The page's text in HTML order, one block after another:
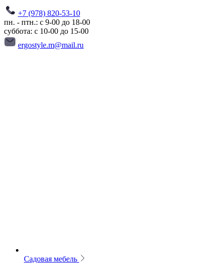
+7 (978) 820-53-10
пн. - птн.: с 9-00 до 18-00
суббота: с 10-00 до 15-00
ergostyle.m@mail.ru
Садовая мебель